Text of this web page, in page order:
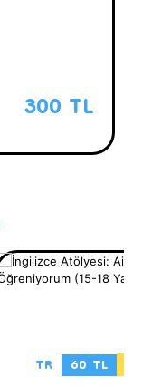
300 TL
TR 60 TL